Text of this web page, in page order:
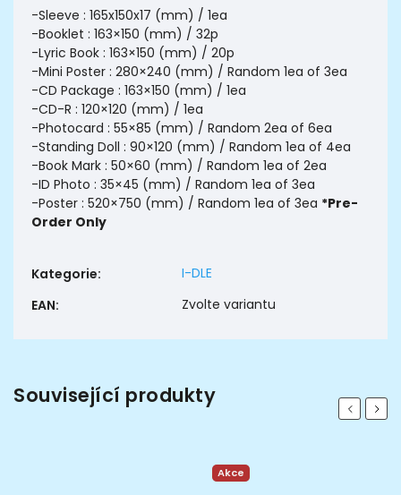
-Sleeve : 165x150x17 (mm) / 1ea
-Booklet : 163×150 (mm) / 32p
-Lyric Book : 163×150 (mm) / 20p
-Mini Poster : 280×240 (mm) / Random 1ea of 3ea
-CD Package : 163×150 (mm) / 1ea
-CD-R : 120×120 (mm) / 1ea
-Photocard : 55×85 (mm) / Random 2ea of 6ea
-Standing Doll : 90×120 (mm) / Random 1ea of 4ea
-Book Mark : 50×60 (mm) / Random 1ea of 2ea
-ID Photo : 35×45 (mm) / Random 1ea of 3ea
-Poster : 520×750 (mm) / Random 1ea of 3ea *Pre-
Order Only
Kategorie:
I-DLE
EAN: Zvolte variantu
Související produkty Previous
Akce
Next